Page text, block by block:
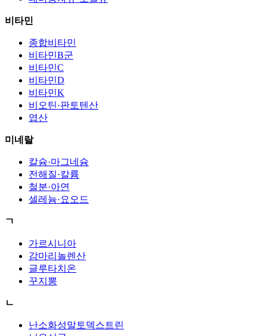
비타민
종합비타민
비타민B군
비타민C
비타민D
비타민K
비오틴·판토텐산
엽산
미네랄
칼슘·마그네슘
전해질·칼륨
철분·아연
셀레늄·요오드
ㄱ
가르시니아
감마리놀렌산
글루타치온
꾸지뽕
ㄴ
난소화성말토덱스트린